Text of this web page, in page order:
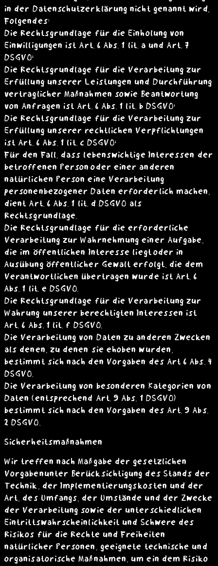
in der Datenschutzerklärung nicht genannt wird,
Folgendes:
Die Rechtsgrundlage für die Einholung von
Einwilligungen ist Art. 6 Abs. 1 lit. a und Art. 7
DSGVO;
Die Rechtsgrundlage für die Verarbeitung zur
Erfüllung unserer Leistungen und Durchführung
vertraglicher Maßnahmen sowie Beantwortung
von Anfragen ist Art. 6 Abs. 1 lit. b DSGVO;
Die Rechtsgrundlage für die Verarbeitung zur
Erfüllung unserer rechtlichen Verpflichtungen
ist Art. 6 Abs. 1 lit. c DSGVO;
Für den Fall, dass lebenswichtige Interessen der
betroffenen Person oder einer anderen
natürlichen Person eine Verarbeitung
personenbezogener Daten erforderlich machen,
dient Art. 6 Abs. 1 lit. d DSGVO als
Rechtsgrundlage.
Die Rechtsgrundlage für die erforderliche
Verarbeitung zur Wahrnehmung einer Aufgabe,
die im öffentlichen Interesse liegt oder in
Ausübung öffentlicher Gewalt erfolgt, die dem
Verantwortlichen übertragen wurde ist Art. 6
Abs. 1 lit. e DSGVO.
Die Rechtsgrundlage für die Verarbeitung zur
Wahrung unserer berechtigten Interessen ist
Art. 6 Abs. 1 lit. f DSGVO.
Die Verarbeitung von Daten zu anderen Zwecken
als denen, zu denen sie ehoben wurden,
bestimmt sich nach den Vorgaben des Art 6 Abs. 4
DSGVO.
Die Verarbeitung von besonderen Kategorien von
Daten (entsprechend Art. 9 Abs. 1 DSGVO)
bestimmt sich nach den Vorgaben des Art. 9 Abs.
2 DSGVO.
Sicherheitsmaßnahmen
Wir treffen nach Maßgabe der gesetzlichen
Vorgabenunter Berücksichtigung des Stands der
Technik, der Implementierungskosten und der
Art, des Umfangs, der Umstände und der Zwecke
der Verarbeitung sowie der unterschiedlichen
Eintrittswahrscheinlichkeit und Schwere des
Risikos für die Rechte und Freiheiten
natürlicher Personen, geeignete technische und
organisatorische Maßnahmen, um ein dem Risiko